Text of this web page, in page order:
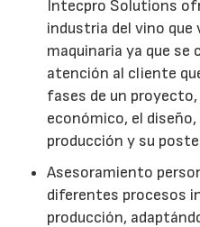
Intecpro Solutions
industria del vino que
maquinaria ya que se
atención al cliente
fases de un
económico, el
producción y su
Asesoramiento
diferentes procesos
producción,